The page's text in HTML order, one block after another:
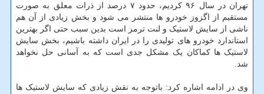
تهران در سال ۹۶ کردیم، حدود ۷ درصد از ذرات معلق به صورت
مستقیم از اگزوز خودرو ها منتشر می شود و بخش زیادی از آن هم
ناشی از سایش لاستیک و لنت ترمز است بدین سبب حتی اگر بهترین
استاندارد خودرو های تولیدی را در ایران داشته باشیم، بخش سایش
لاستیک ها کماکان یک مشکل جدی است که به آسانی حل نخواهد
شد.
وی در ادامه اشاره کرد: باتوجه به نقش زیادی که سایش لاستیک ها